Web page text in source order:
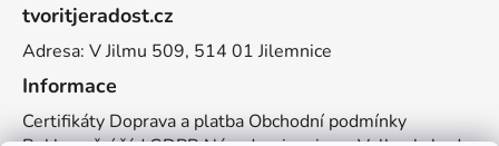
tvoritjeradost.cz
Adresa: V Jilmu 509, 514 01 Jilemnice
Informace
Certifikáty Doprava a platba Obchodní podmínky